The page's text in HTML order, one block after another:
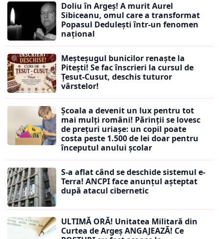
Doliu în Argeș! A murit Aurel
Sibiceanu, omul care a transformat
Popasul Dedulești într-un fenomen
național
Meșteșugul bunicilor renaște la
Pitești! Se fac înscrieri la cursul de
Țesut-Cusut, deschis tuturor
vârstelor!
Școala a devenit un lux pentru tot
mai mulți români! Părinții se lovesc
de prețuri uriașe: un copil poate
costa peste 1.500 de lei doar pentru
începutul anului școlar
S-a aflat când se deschide sistemul e-
Terra! ANCPI face anunțul așteptat
după atacul cibernetic
ULTIMĂ ORĂ! Unitatea Militară din
Curtea de Argeș ANGAJEAZĂ! Ce